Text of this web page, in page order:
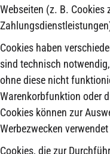
Webseiten (z. B. Cookies
Cookies haben
sind technisch
ohne diese nicht
Warenkorbfunktion oder
Cookies können zur
Werbezwecken
Cookies, die zur